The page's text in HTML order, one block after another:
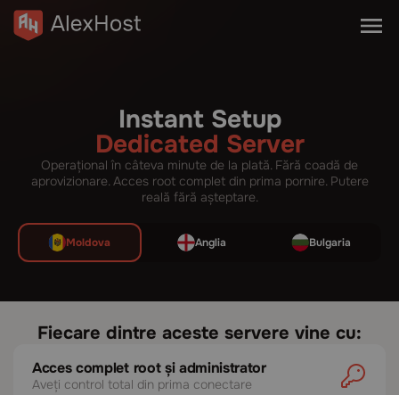
Instant Setup
Dedicated Server
Operațional în câteva minute de la plată. Fără coadă de
aprovizionare. Acces root complet din prima pornire. Putere
reală fără așteptare.
Moldova Anglia Bulgaria
Fiecare dintre aceste servere vine cu:
Acces complet root și administrator
Aveți control total din prima conectare